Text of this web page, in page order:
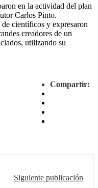
en la actividad del plan
Carlos Pinto.
científicos y expresaron
creadores de un
utilizando su
Compartir:
Siguiente publicación